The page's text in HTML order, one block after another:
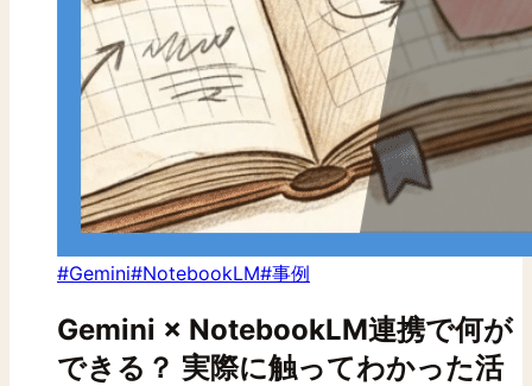
#Gemini#NotebookLM#事例
Gemini × NotebookLM連携で何が
できる？ 実際に触ってわかった活